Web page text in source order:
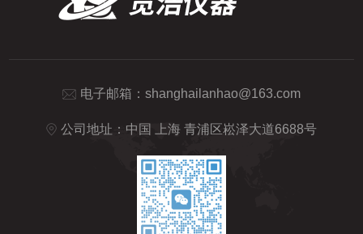
电子邮箱： shanghailanhao@163.com
公司地址：中国 上海 青浦区崧泽大道6688号